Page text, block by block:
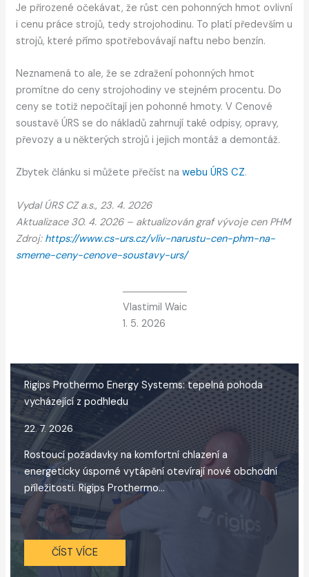
Je přirozené očekávat, že růst cen pohonných hmot ovlivní
i cenu práce strojů, tedy strojohodinu. To platí především u
strojů, které přímo spotřebovávají naftu nebo benzín.
Neznamená to ale, že se zdražení pohonných hmot
promítne do ceny strojohodiny ve stejném procentu. Do
ceny se totiž nepočítají jen pohonné hmoty. V Cenové
soustavě ÚRS se do nákladů zahrnují také odpisy, opravy,
převozy a u některých strojů i jejich montáž a demontáž.
Zbytek článku si můžete přečíst na webu ÚRS CZ.
Vydal ÚRS CZ a.s., 23. 4. 2026
Aktualizace 30. 4. 2026 – aktualizován graf vývoje cen PHM
Zdroj: https://www.cs-urs.cz/vliv-narustu-cen-phm-na-
smerne-ceny-cenove-soustavy-urs/
Vlastimil Waic
1. 5. 2026
Rigips Prothermo Energy Systems: tepelná pohoda
vycházející z podhledu
22. 7. 2026
Rostoucí požadavky na komfortní chlazení a
energeticky úsporné vytápění otevírají nové obchodní
příležitosti. Rigips Prothermo...
ČÍST VÍCE